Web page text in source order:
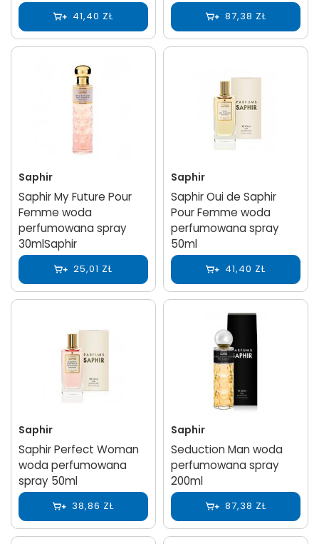
41,40 ZŁ 87,38 ZŁ
Saphir
Saphir My Future Pour
Femme woda
perfumowana spray
30mlSaphir
25,01 ZŁ
Saphir
Saphir Oui de Saphir
Pour Femme woda
perfumowana spray
50ml
41,40 ZŁ
Saphir
Saphir Perfect Woman
woda perfumowana
spray 50ml
38,86 ZŁ
Saphir
Seduction Man woda
perfumowana spray
200ml
87,38 ZŁ